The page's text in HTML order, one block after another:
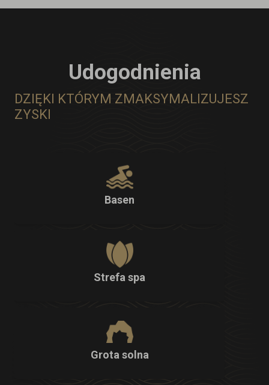
Udogodnienia
DZIĘKI KTÓRYM ZMAKSYMALIZUJESZ
ZYSKI
Basen
Strefa spa
Grota solna